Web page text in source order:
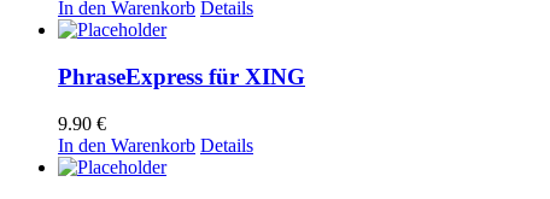
In den Warenkorb Details
PhraseExpress für XING
9.90 €
In den Warenkorb Details